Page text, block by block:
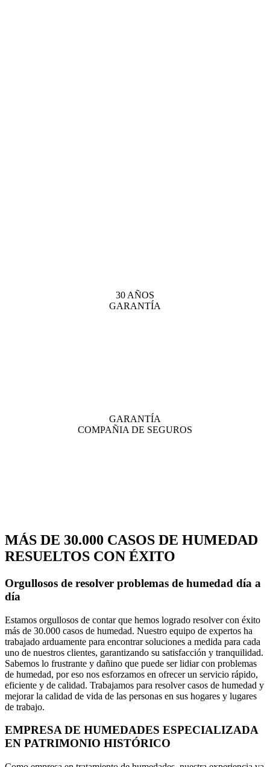
30 AÑOS
GARANTÍA
GARANTÍA
COMPAÑIA DE SEGUROS
MÁS DE 30.000 CASOS DE HUMEDAD
RESUELTOS CON ÉXITO
Orgullosos de resolver problemas de humedad día a
día
Estamos orgullosos de contar que hemos logrado resolver con éxito
más de 30.000 casos de humedad. Nuestro equipo de expertos ha
trabajado arduamente para encontrar soluciones a medida para cada
uno de nuestros clientes, garantizando su satisfacción y tranquilidad.
Sabemos lo frustrante y dañino que puede ser lidiar con problemas
de humedad, por eso nos esforzamos en ofrecer un servicio rápido,
eficiente y de calidad. Trabajamos para resolver casos de humedad y
mejorar la calidad de vida de las personas en sus hogares y lugares
de trabajo.
EMPRESA DE HUMEDADES ESPECIALIZADA
EN PATRIMONIO HISTÓRICO